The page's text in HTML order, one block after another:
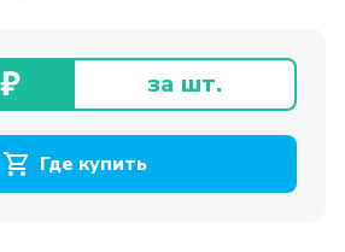
за шт.
Где купить